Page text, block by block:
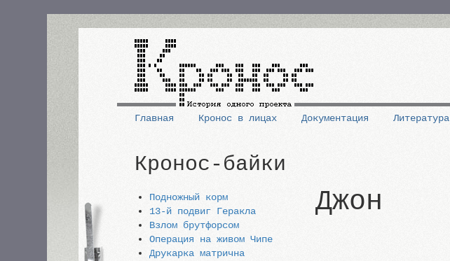
Основная
навигация
Главная Кронос в лицах Документация Литература
Кронос-байки
Подножный корм
13-й подвиг Геракла
Взлом брутфорсом
Операция на живом Чипе
Друкарка матрична
Джон